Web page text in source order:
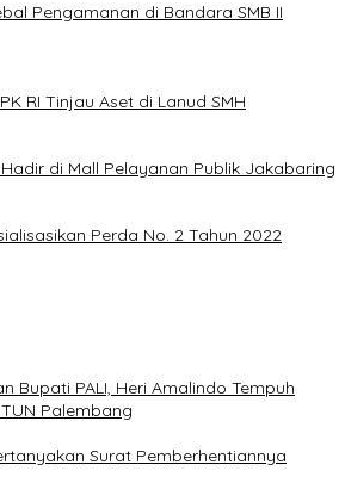
Pengamanan di Bandara SMB II
RI Tinjau Aset di Lanud SMH
di Mall Pelayanan Publik Jakabaring
Perda No. 2 Tahun 2022
Bupati PALI, Heri Amalindo Tempuh
Palembang
Surat Pemberhentiannya